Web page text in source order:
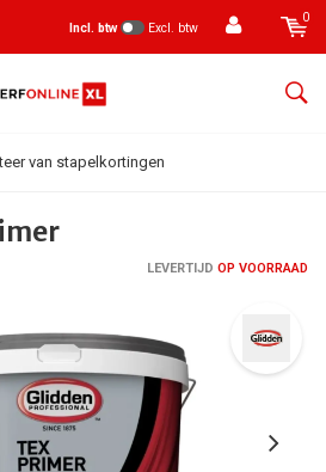
Incl. btw Excl. btw
0
van stapelkortingen
LEVERTIJD OP VOORRAAD